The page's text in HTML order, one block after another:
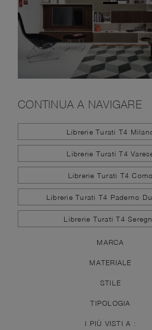
CONTINUA A NAVIGARE
Librerie Turati T4
Librerie Turati T4
Librerie Turati T4 Como
Librerie Turati T4 Paderno
Librerie Turati T4
MARCA
MATERIALE
STILE
TIPOLOGIA
I PIÙ VISTI A :